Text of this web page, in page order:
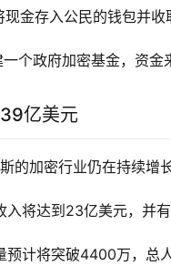
金存入公民的钱包并收
个政府加密基金，资金
亿美元
的加密行业仍在持续增长
将达到23亿美元，并
计将突破4400万，总人